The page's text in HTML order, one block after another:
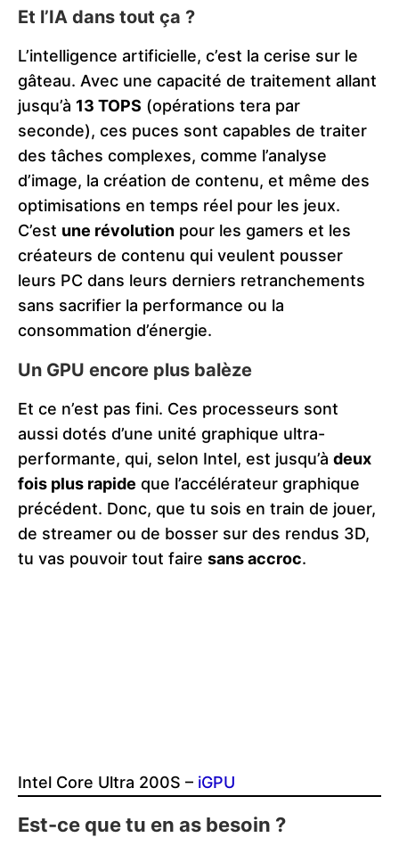
Et l’IA dans tout ça ?
L’intelligence artificielle, c’est la cerise sur le
gâteau. Avec une capacité de traitement allant
jusqu’à 13 TOPS (opérations tera par
seconde), ces puces sont capables de traiter
des tâches complexes, comme l’analyse
d’image, la création de contenu, et même des
optimisations en temps réel pour les jeux.
C’est une révolution pour les gamers et les
créateurs de contenu qui veulent pousser
leurs PC dans leurs derniers retranchements
sans sacrifier la performance ou la
consommation d’énergie.
Un GPU encore plus balèze
Et ce n’est pas fini. Ces processeurs sont
aussi dotés d’une unité graphique ultra-
performante, qui, selon Intel, est jusqu’à deux
fois plus rapide que l’accélérateur graphique
précédent. Donc, que tu sois en train de jouer,
de streamer ou de bosser sur des rendus 3D,
tu vas pouvoir tout faire sans accroc.
Intel Core Ultra 200S – iGPU
Est-ce que tu en as besoin ?